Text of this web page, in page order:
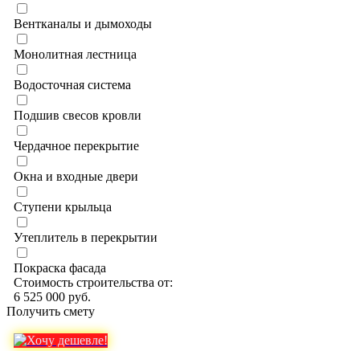
Вентканалы и дымоходы
Монолитная лестница
Водосточная система
Подшив свесов кровли
Чердачное перекрытие
Окна и входные двери
Ступени крыльца
Утеплитель в перекрытии
Покраска фасада
Стоимость строительства от:
6 525 000 руб.
Получить смету